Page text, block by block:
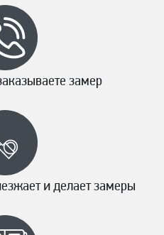
замер
и делает замеры